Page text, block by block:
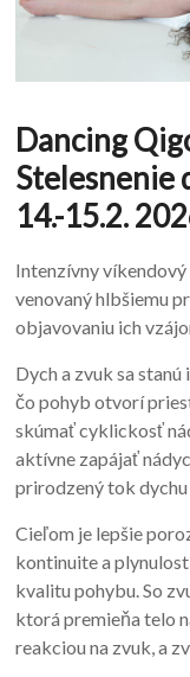
Dancing
Stelesnenie
14.-15.2.
Intenzívny
venovaný hlbšiemu
objavovaniu ich
Dych a zvuk sa
čo pohyb otvorí
skúmať cyklickosť
aktívne zapájať
prirodzený tok
Cieľom je lepšie
kontinuite a
kvalitu pohybu. So
ktorá premieňa telo
reakciou na zvuk, a